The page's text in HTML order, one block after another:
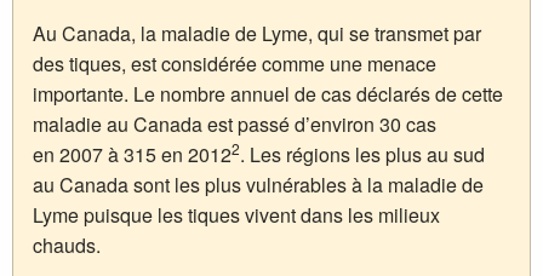
Au Canada, la maladie de Lyme, qui se transmet par
des tiques, est considérée comme une menace
importante. Le nombre annuel de cas déclarés de cette
maladie au Canada est passé d’environ 30 cas
en 2007 à 315 en 20122. Les régions les plus au sud
au Canada sont les plus vulnérables à la maladie de
Lyme puisque les tiques vivent dans les milieux
chauds.